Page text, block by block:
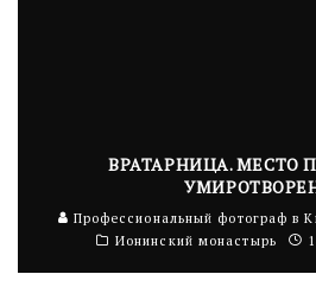
ВРАТАРНИЦА. МЕСТО
Профессиональный фотограф в
Ионинский монастырь